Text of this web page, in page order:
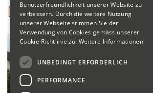
Benutzerfreundlichkeit unserer Website zu
verbessern. Durch die weitere Nutzung
unserer Webseite stimmen Sie der
Verwendung von Cookies gemäss unserer
Cookie-Richtlinie zu. Weitere Informationen
UNBEDINGT ERFORDERLICH
PERFORMANCE